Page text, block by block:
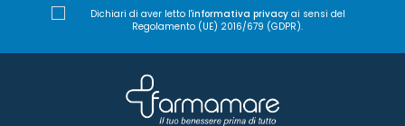
Dichiari di aver letto l'informativa privacyai sensi del
Regolamento (UE) 2016/679 (GDPR).